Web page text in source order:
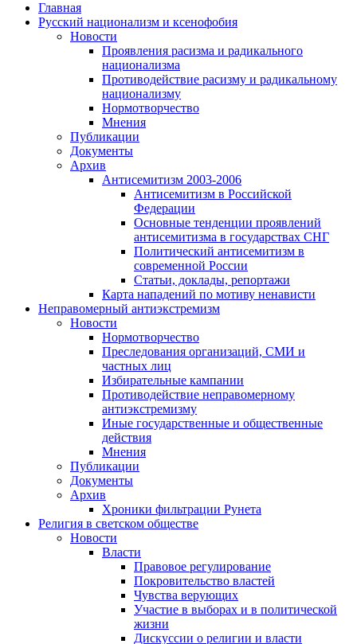
Главная
Русский национализм и ксенофобия
Новости
Проявления расизма и радикального
национализма
Противодействие расизму и радикальному
национализму
Нормотворчество
Мнения
Публикации
Документы
Архив
Антисемитизм 2003-2006
Антисемитизм в Российской
Федерации
Основные тенденции проявлений
антисемитизма в государствах СНГ
Политический антисемитизм в
современной России
Статьи, доклады, репортажи
Карта нападений по мотиву ненависти
Неправомерный антиэкстремизм
Новости
Нормотворчество
Преследования организаций, СМИ и
частных лиц
Избирательные кампании
Противодействие неправомерному
антиэкстремизму
Иные государственные и общественные
действия
Мнения
Публикации
Документы
Архив
Хроники фильтрации Рунета
Религия в светском обществе
Новости
Власти
Правовое регулирование
Покровительство властей
Чувства верующих
Участие в выборах и в политической
жизни
Дискуссии о религии и власти